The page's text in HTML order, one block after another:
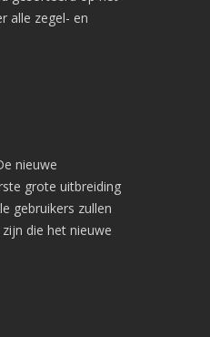
alle zegel- en
nieuwe
grote uitbreiding
gebruikers zullen
die het nieuwe
is online!
afgelopen 30 dagen: